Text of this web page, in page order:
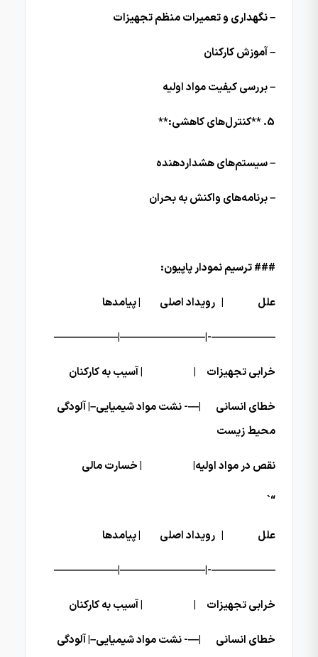
– نگهداری و تعمیرات منظم تجهیزات
– آموزش کارکنان
– بررسی کیفیت مواد اولیه
**کنترل‌های کاهشی:**
– سیستم‌های هشداردهنده
– برنامه‌های واکنش به بحران
### ترسیم نمودار پاپیون:
علل | رویداد اصلی | پیامدها
——————-|————————|——————
خرابی تجهیزات | | آسیب به کارکنان
خطای انسانی |—- نشت مواد شیمیایی–| آلودگی
محیط زیست
نقص در مواد اولیه| | خسارت مالی
“`
علل | رویداد اصلی | پیامدها
——————-|————————|——————
خرابی تجهیزات | | آسیب به کارکنان
خطای انسانی |—- نشت مواد شیمیایی–| آلودگی